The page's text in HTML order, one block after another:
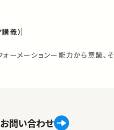
義）
ーメーションー能力から意識、そ
お問い合わせ